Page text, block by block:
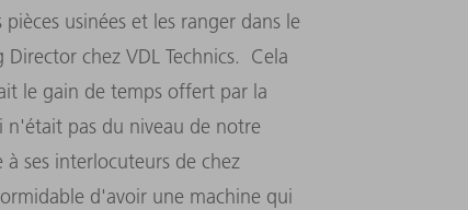
usinées et les ranger dans le
chez VDL Technics. Cela
le gain de temps offert par la
pas du niveau de notre
ses interlocuteurs de chez
d'avoir une machine qui